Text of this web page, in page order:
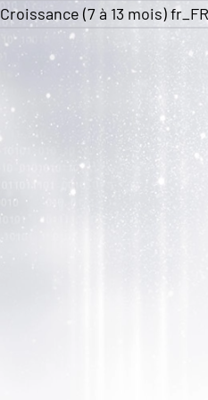
Croissance (7 à 13 mois) fr_FR